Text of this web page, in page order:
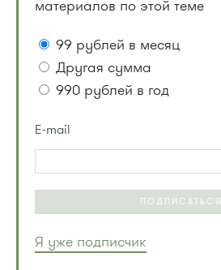
материалов по этой теме
99 рублей в месяц
Другая сумма
990 рублей в год
E-mail
ПОДПИСАТЬСЯ
Я уже подписчик